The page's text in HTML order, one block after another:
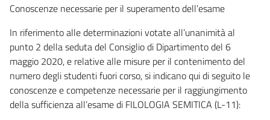
Conoscenze necessarie per il superamento dell’esame
In riferimento alle determinazioni votate all’unanimità al
punto 2 della seduta del Consiglio di Dipartimento del 6
maggio 2020, e relative alle misure per il contenimento del
numero degli studenti fuori corso, si indicano qui di seguito le
conoscenze e competenze necessarie per il raggiungimento
della sufficienza all’esame di FILOLOGIA SEMITICA (L-11):